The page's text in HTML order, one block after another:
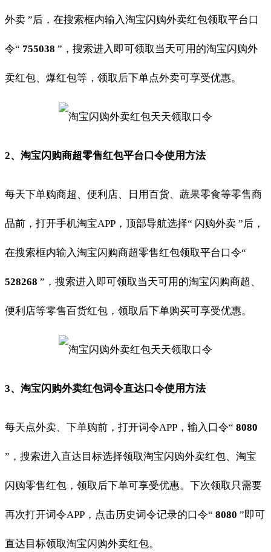
外卖 ”后，在搜索框内输入淘宝闪购外卖红包领取平台口
令“ 755038 ”，搜索进入即可领取当天可用的淘宝闪购外
卖红包、爆红包等，领取后下单点外卖可享受优惠。
2、淘宝闪购商超零售红包平台口令使用方法
每天下单购商超、便利店、日用百货、蔬果零食等零售商
品前，打开手机淘宝APP，顶部导航选择“ 闪购外卖 ”后，
在搜索框内输入淘宝闪购商超零售红包领取平台口令“
528268 ”，搜索进入即可领取当天可用的淘宝闪购商超、
便利店等零售百货红包，领取后下单购买可享受优惠。
3、淘宝闪购外卖红包词令直达口令使用方法
每天点外卖、下单购前，打开词令APP，输入口令“ 8080
”，搜索进入直达目标选择领取淘宝闪购外卖红包、淘宝
闪购零售红包，领取后下单可享受优惠。下次领取只需要
再次打开词令APP，点击历史词令记录的口令“ 8080 ”即可
直达目标领取淘宝闪购外卖红包。